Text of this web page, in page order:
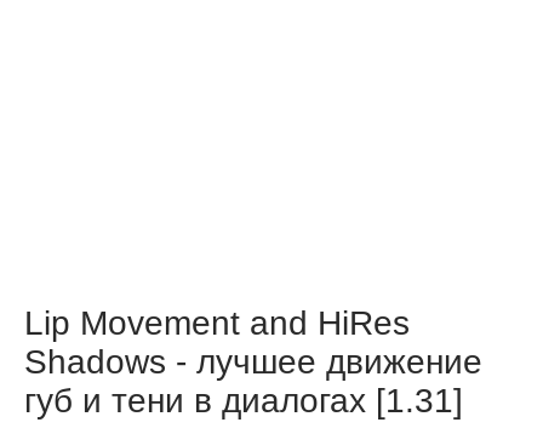
Lip Movement and HiRes
Shadows - лучшее движение
губ и тени в диалогах [1.31]